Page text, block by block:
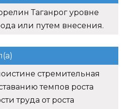
Таганрог уровне
или путем внесения.
стремительная
темпов роста
труда от роста